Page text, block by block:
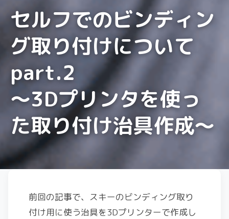
セルフでのビンディン
グ取り付けについて
part.2
〜3Dプリンタを使っ
た取り付け治具作成〜
前回の記事で、スキーのビンディング取り
付け用に使う治具を3Dプリンターで作成し